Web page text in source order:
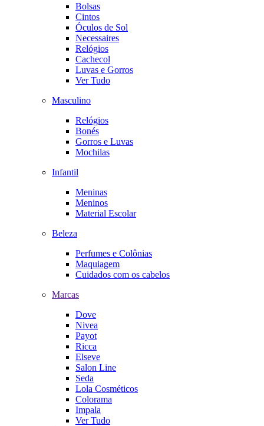
Bolsas
Cintos
Óculos de Sol
Necessaires
Relógios
Cachecol
Luvas e Gorros
Ver Tudo
Masculino
Relógios
Bonés
Gorros e Luvas
Mochilas
Infantil
Meninas
Meninos
Material Escolar
Beleza
Perfumes e Colônias
Maquiagem
Cuidados com os cabelos
Marcas
Dove
Nivea
Payot
Ricca
Elseve
Salon Line
Seda
Lola Cosméticos
Colorama
Impala
Ver Tudo